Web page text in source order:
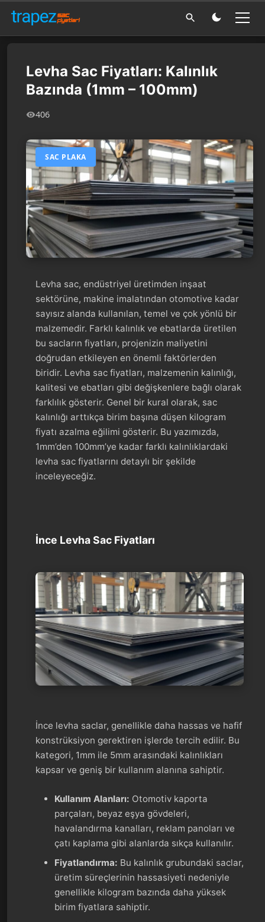
Levha Sac Fiyatları: Kalınlık
Bazında (1mm – 100mm)
406
SAC PLAKA
Levha sac, endüstriyel üretimden inşaat
sektörüne, makine imalatından otomotive kadar
sayısız alanda kullanılan, temel ve çok yönlü bir
malzemedir. Farklı kalınlık ve ebatlarda üretilen
bu sacların fiyatları, projenizin maliyetini
doğrudan etkileyen en önemli faktörlerden
biridir. Levha sac fiyatları, malzemenin kalınlığı,
kalitesi ve ebatları gibi değişkenlere bağlı olarak
farklılık gösterir. Genel bir kural olarak, sac
kalınlığı arttıkça birim başına düşen kilogram
fiyatı azalma eğilimi gösterir. Bu yazımızda,
1mm’den 100mm’ye kadar farklı kalınlıklardaki
levha sac fiyatlarını detaylı bir şekilde
inceleyeceğiz.
İnce Levha Sac Fiyatları
İnce levha saclar, genellikle daha hassas ve hafif
konstrüksiyon gerektiren işlerde tercih edilir. Bu
kategori, 1mm ile 5mm arasındaki kalınlıkları
kapsar ve geniş bir kullanım alanına sahiptir.
Kullanım Alanları: Otomotiv kaporta
parçaları, beyaz eşya gövdeleri,
havalandırma kanalları, reklam panoları ve
çatı kaplama gibi alanlarda sıkça kullanılır.
Fiyatlandırma: Bu kalınlık grubundaki saclar,
üretim süreçlerinin hassasiyeti nedeniyle
genellikle kilogram bazında daha yüksek
birim fiyatlara sahiptir.